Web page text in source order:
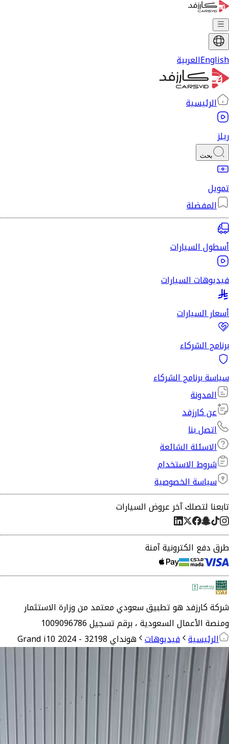
Englishالعربية
الرئيسية
ريلز
بحث
تمويل
المفضلة
أسطول السيارات
فيديوهات السيارات
أسعار السيارات
برنامج الشركاء
سياسة برنامج الشركاء
المدونة
عن كارزفد
اتصل بنا
الاسئلة الشائعة
شروط الاستخدام
سياسة الخصوصية
تابعنا لتصلك آخر عروض السيارات
طرق دفع الكترونية آمنة
شركةكارزفدهو تطبيق سعودي معتمد من وزارة الاستثمار
ومنصة الأعمال السعودية ،برقم تسجيل 1009096786
الرئيسية فيديوهات هونداي Grand i10 2024 - 32198